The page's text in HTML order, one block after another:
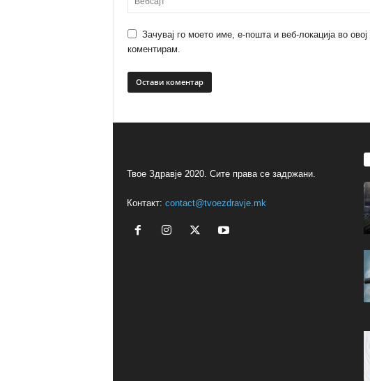
Зачувај го моето име, е-пошта и веб-локација во
коментирам.
Твое Здравје 2020. Сите права се задржани.
Контакт: contact@tvoezdravje.mk